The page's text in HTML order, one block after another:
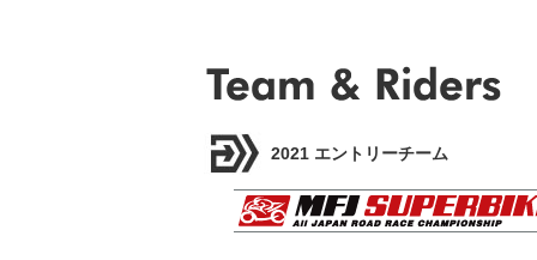
2021 エントリーチーム